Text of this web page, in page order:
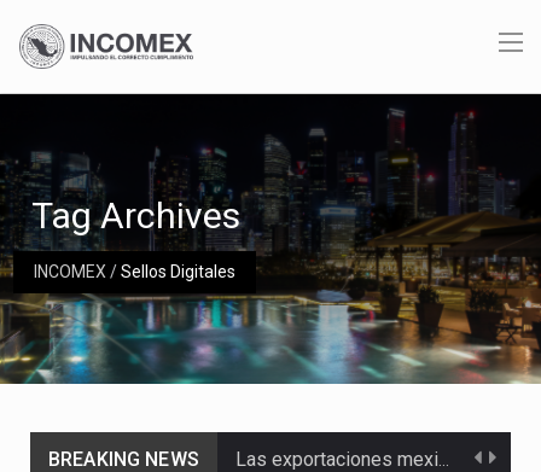
INCOMEX/Sellos Digitales
Tag Archives
BREAKING NEWS Las exportaciones mexicanas de vehículos ligeros disminuyeron 9.67 % en julio a tasa anual, alcanzando…